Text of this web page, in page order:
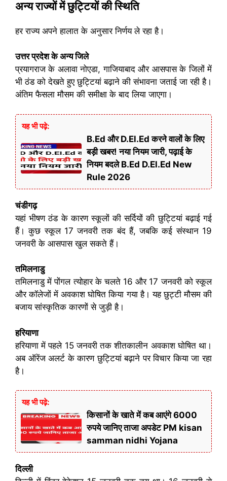
अन्य राज्यों में छुट्टियों की स्थिति
हर राज्य अपने हालात के अनुसार निर्णय ले रहा है।
उत्तर प्रदेश के अन्य जिले
प्रयागराज के अलावा नोएडा, गाजियाबाद और आसपास के जिलों में
भी ठंड को देखते हुए छुट्टियां बढ़ाने की संभावना जताई जा रही है।
अंतिम फैसला मौसम की समीक्षा के बाद लिया जाएगा।
यह भी पढ़े:
B.Ed और D.El.Ed करने वालों के लिए
बड़ी खबर! नया नियम जारी, पढ़ाई के
नियम बदले B.Ed D.El.Ed New
Rule 2026
चंडीगढ़
यहां भीषण ठंड के कारण स्कूलों की सर्दियों की छुट्टियां बढ़ाई गई
हैं। कुछ स्कूल 17 जनवरी तक बंद हैं, जबकि कई संस्थान 19
जनवरी के आसपास खुल सकते हैं।
तमिलनाडु
तमिलनाडु में पोंगल त्योहार के चलते 16 और 17 जनवरी को स्कूल
और कॉलेजों में अवकाश घोषित किया गया है। यह छुट्टी मौसम की
बजाय सांस्कृतिक कारणों से जुड़ी है।
हरियाणा
हरियाणा में पहले 15 जनवरी तक शीतकालीन अवकाश घोषित था।
अब ऑरेंज अलर्ट के कारण छुट्टियां बढ़ाने पर विचार किया जा रहा
है।
यह भी पढ़े:
किसानों के खाते में कब आएंगे 6000
रुपये जानिए ताजा अपडेट PM kisan
samman nidhi Yojana
दिल्ली